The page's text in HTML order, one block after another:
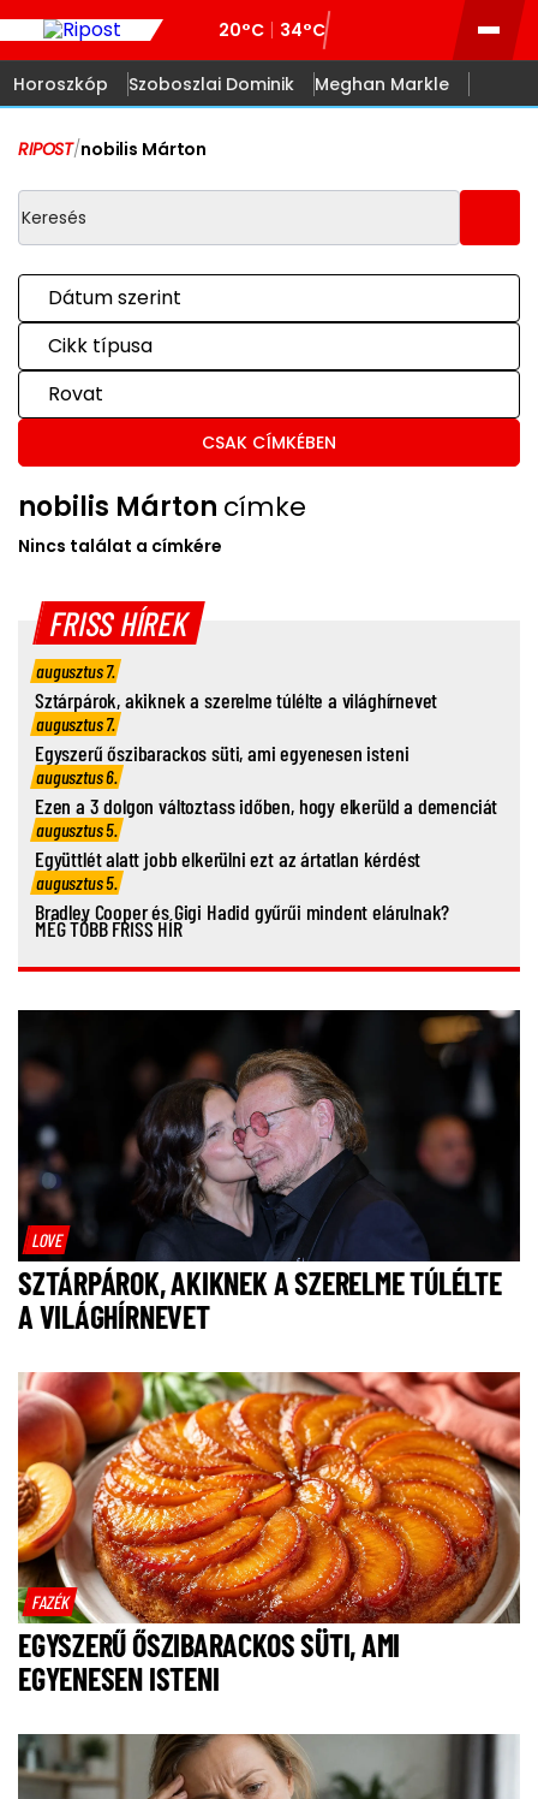
20°C 34°C
Horoszkóp Szoboszlai Dominik Meghan Markle
RIPOST/nobilis Márton
Dátum szerint
Cikk típusa
Rovat
CSAK CÍMKÉBEN
nobilis Márton címke
Nincs találat a címkére
FRISS HÍREK
augusztus 7.
Sztárpárok, akiknek a szerelme túlélte a világhírnevet
augusztus 7.
Egyszerű őszibarackos süti, ami egyenesen isteni
augusztus 6.
Ezen a 3 dolgon változtass időben, hogy elkerüld a demenciát
augusztus 5.
Együttlét alatt jobb elkerülni ezt az ártatlan kérdést
augusztus 5.
Bradley Cooper és Gigi Hadid gyűrűi mindent elárulnak?
MÉG TÖBB FRISS HÍR
LOVE
SZTÁRPÁROK, AKIKNEK A SZERELME TÚLÉLTE
A VILÁGHÍRNEVET
FAZÉK
EGYSZERŰ ŐSZIBARACKOS SÜTI, AMI
EGYENESEN ISTENI